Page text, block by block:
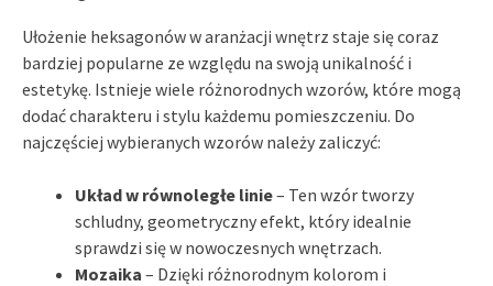
Ułożenie heksagonów w aranżacji wnętrz staje się coraz
bardziej popularne ze względu na swoją unikalność i
estetykę. Istnieje wiele różnorodnych wzorów, które mogą
dodać charakteru i stylu każdemu pomieszczeniu. Do
najczęściej wybieranych wzorów należy zaliczyć:
Układ w równoległe linie– Ten wzór tworzy
schludny, geometryczny efekt, który idealnie
sprawdzi się w nowoczesnych wnętrzach.
Mozaika – Dzięki różnorodnym kolorom i